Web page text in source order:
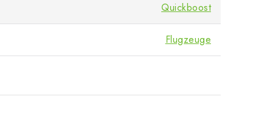
Quickboost
Flugzeuge